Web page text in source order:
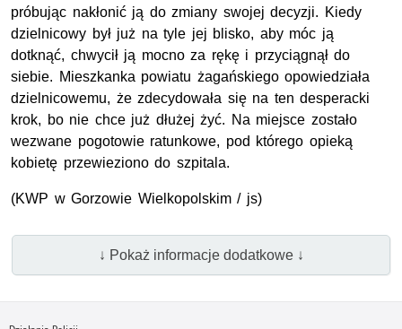
próbując nakłonić ją do zmiany swojej decyzji. Kiedy
dzielnicowy był już na tyle jej blisko, aby móc ją
dotknąć, chwycił ją mocno za rękę i przyciągnął do
siebie. Mieszkanka powiatu żagańskiego opowiedziała
dzielnicowemu, że zdecydowała się na ten desperacki
krok, bo nie chce już dłużej żyć. Na miejsce zostało
wezwane pogotowie ratunkowe, pod którego opieką
kobietę przewieziono do szpitala.
(KWP w Gorzowie Wielkopolskim / js)
↓ Pokaż informacje dodatkowe ↓